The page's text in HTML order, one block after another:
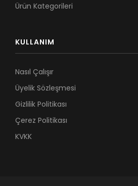
Ürün Kategorileri
KULLANIM
Nasıl Çalışır
Üyelik Sözleşmesi
Gizlilik Politikası
Çerez Politikası
KVKK